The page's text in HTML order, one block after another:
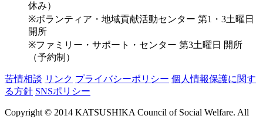
休み）
※ボランティア・地域貢献活動センター 第1・3土曜日
開所
※ファミリー・サポート・センター 第3土曜日 開所
（予約制）
苦情相談 リンク プライバシーポリシー 個人情報保護に関す
る方針 SNSポリシー
Copyright © 2014 KATSUSHIKA Council of Social Welfare. All